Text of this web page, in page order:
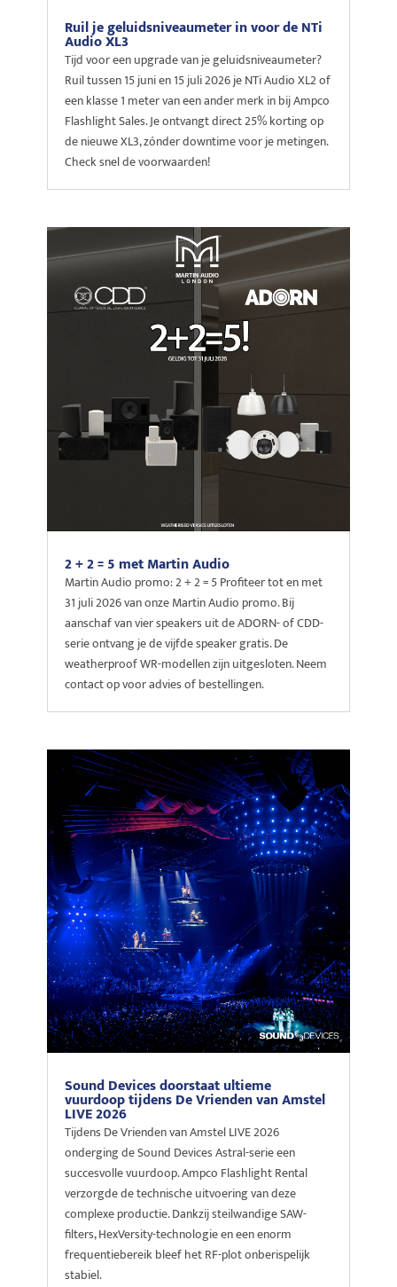
Ruil je geluidsniveaumeter in voor de NTi
Audio XL3
Tijd voor een upgrade van je geluidsniveaumeter?
Ruil tussen 15 juni en 15 juli 2026 je NTi Audio XL2 of
een klasse 1 meter van een ander merk in bij Ampco
Flashlight Sales. Je ontvangt direct 25% korting op
de nieuwe XL3, zónder downtime voor je metingen.
Check snel de voorwaarden!
2 + 2 = 5 met Martin Audio
Martin Audio promo: 2 + 2 = 5 Profiteer tot en met
31 juli 2026 van onze Martin Audio promo. Bij
aanschaf van vier speakers uit de ADORN- of CDD-
serie ontvang je de vijfde speaker gratis. De
weatherproof WR-modellen zijn uitgesloten. Neem
contact op voor advies of bestellingen.
Sound Devices doorstaat ultieme
vuurdoop tijdens De Vrienden van Amstel
LIVE 2026
Tijdens De Vrienden van Amstel LIVE 2026
onderging de Sound Devices Astral-serie een
succesvolle vuurdoop. Ampco Flashlight Rental
verzorgde de technische uitvoering van deze
complexe productie. Dankzij steilwandige SAW-
filters, HexVersity-technologie en een enorm
frequentiebereik bleef het RF-plot onberispelijk
stabiel.